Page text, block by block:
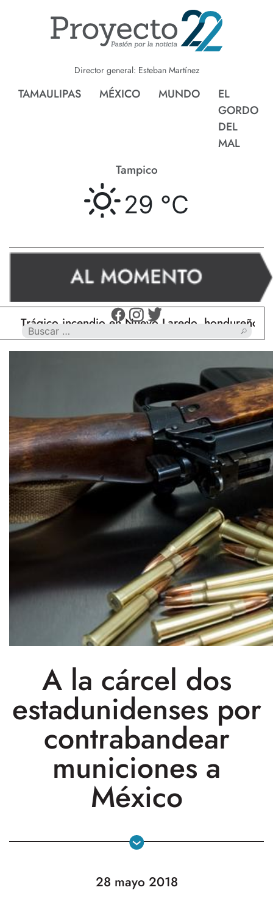
Director general: Esteban Martínez
TAMAULIPAS MÉXICO MUNDO
EL
GORDO
DEL
MAL
Tampico
29 °C
incendio en Nuevo Laredo, hondureño muere
A la cárcel dos
estadunidenses por
contrabandear
municiones a
México
28 mayo 2018